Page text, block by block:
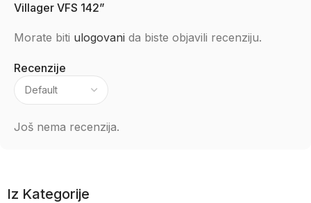
Recenzije
Još nema recenzija.
Villager VFS 142”
Morate biti ulogovani da biste objavili recenziju.
Iz Kategorije